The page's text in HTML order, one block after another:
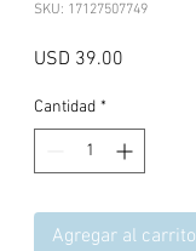
SKU: 17127507749
USD 39.00
Cantidad *
Agregar al carrito